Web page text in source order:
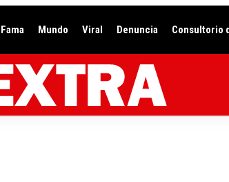
Fama Mundo Viral Denuncia Consultorio